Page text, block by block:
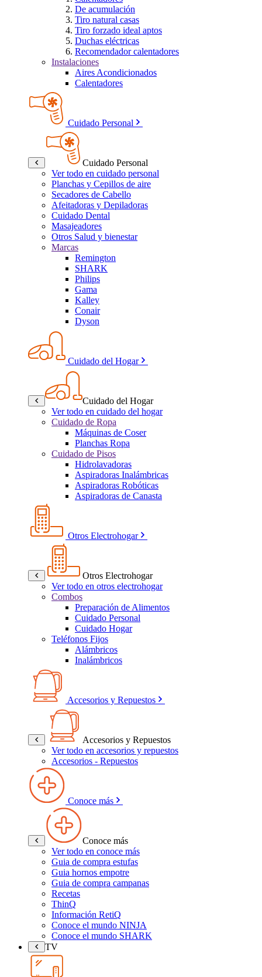
De acumulación
Tiro natural casas
Tiro forzado ideal aptos
Duchas eléctricas
Recomendador calentadores
Instalaciones
Aires Acondicionados
Calentadores
Cuidado Personal
Cuidado Personal
Ver todo en cuidado personal
Planchas y Cepillos de aire
Secadores de Cabello
Afeitadoras y Depiladoras
Cuidado Dental
Masajeadores
Otros Salud y bienestar
Marcas
Remington
SHARK
Philips
Gama
Kalley
Conair
Dyson
Cuidado del Hogar
Cuidado del Hogar
Ver todo en cuidado del hogar
Cuidado de Ropa
Máquinas de Coser
Planchas Ropa
Cuidado de Pisos
Hidrolavadoras
Aspiradoras Inalámbricas
Aspiradoras Robóticas
Aspiradoras de Canasta
Otros Electrohogar
Otros Electrohogar
Ver todo en otros electrohogar
Combos
Preparación de Alimentos
Cuidado Personal
Cuidado Hogar
Teléfonos Fijos
Alámbricos
Inalámbricos
Accesorios y Repuestos
Accesorios y Repuestos
Ver todo en accesorios y repuestos
Accesorios - Repuestos
Conoce más
Conoce más
Ver todo en conoce más
Guia de compra estufas
Guia hornos empotre
Guia de compra campanas
Recetas
ThinQ
Información RetiQ
Conoce el mundo NINJA
Conoce el mundo SHARK
TV